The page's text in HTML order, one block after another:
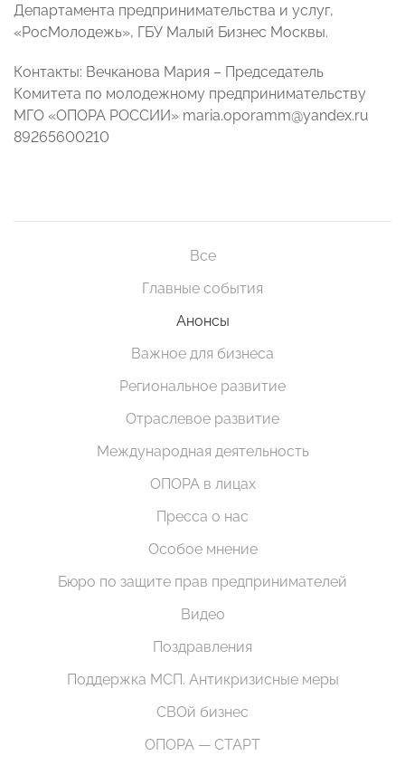
Департамента предпринимательства и услуг,
«РосМолодежь», ГБУ Малый Бизнес Москвы.
Контакты: Вечканова Мария – Председатель
Комитета по молодежному предпринимательству
МГО «ОПОРА РОССИИ» maria.oporamm@yandex.ru
89265600210
Все
Главные события
Анонсы
Важное для бизнеса
Региональное развитие
Отраслевое развитие
Международная деятельность
ОПОРА в лицах
Пресса о нас
Особое мнение
Бюро по защите прав предпринимателей
Видео
Поздравления
Поддержка МСП. Антикризисные меры
СВОй бизнес
ОПОРА — СТАРТ